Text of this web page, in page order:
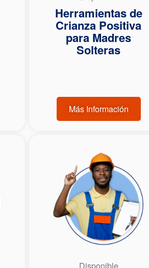
Herramientas de
Crianza Positiva
para Madres
Solteras
Más Información
Disponible